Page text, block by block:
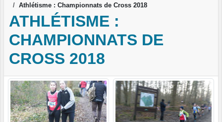
Athlétisme : Championnats de Cross 2018
ATHLÉTISME :
CHAMPIONNATS DE
CROSS 2018